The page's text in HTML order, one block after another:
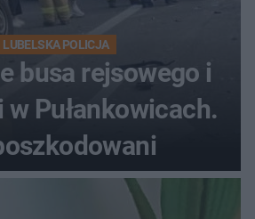
LUBELSKA POLICJA
busa rejsowego i
Pułankowicach.